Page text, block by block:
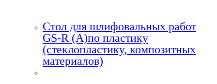
Стол для шлифовальных работ
GS-R (A)по пластику
(стеклопластику, композитных
материалов)